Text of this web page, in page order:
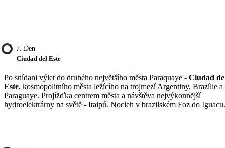
7. Den
Ciudad del Este
Po snídani výlet do druhého největšího města Paraquaye - Ciudad
Este, kosmopolitního města ležícího na trojmezí Argentiny, Brazílie a
Paraguaye. Projížďka centrem města a návštěva nejvýkonnější
hydroelektrárny na světě - Itaipú. Nocleh v brazilském Foz do Iguacu.